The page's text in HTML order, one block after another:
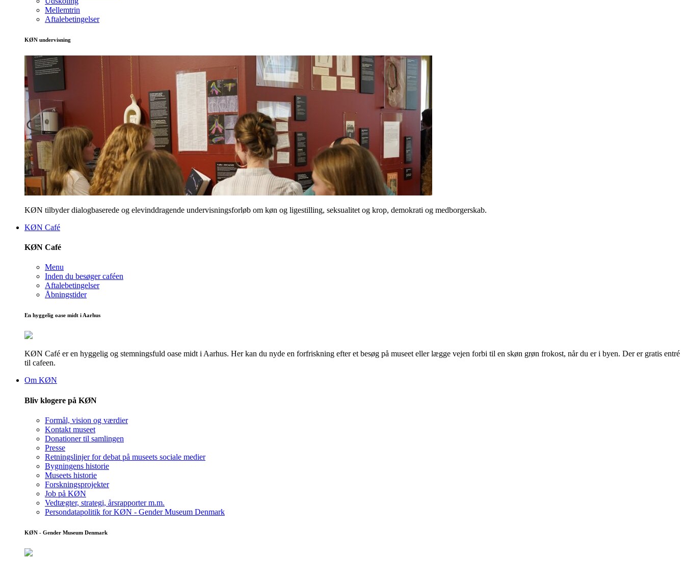
Mellemtrin
Aftalebetingelser
KØN undervisning
KØN tilbyder dialogbaserede og elevinddragende undervisningsforløb om køn og ligestilling, seksualitet og krop, demokrati og medborgerskab.
KØN Café
KØN Café
Menu
Inden du besøger caféen
Aftalebetingelser
Åbningstider
En hyggelig oase midt i Aarhus
KØN Café er en hyggelig og stemningsfuld oase midt i Aarhus. Her kan du nyde en forfriskning efter et besøg på museet eller lægge vejen forbi til en skøn grøn frokost, når du er i byen. Der er gratis entré
til cafeen.
Om KØN
Bliv klogere på KØN
Formål, vision og værdier
Kontakt museet
Donationer til samlingen
Presse
Retningslinjer for debat på museets sociale medier
Bygningens historie
Museets historie
Forskningsprojekter
Job på KØN
Vedtægter, strategi, årsrapporter m.m.
Persondatapolitik for KØN - Gender Museum Denmark
KØN - Gender Museum Denmark